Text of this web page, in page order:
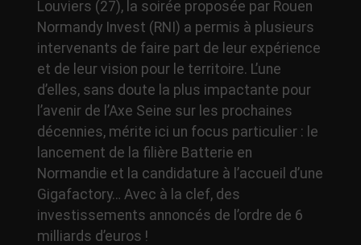
Louviers (27), la soirée proposée par Rouen
Normandy Invest (RNI) a permis à plusieurs
intervenants de faire part de leur expérience
et de leur vision pour le territoire. L’une
d’elles, sans doute la plus impactante pour
l’avenir de l’Axe Seine sur les prochaines
décennies, mérite ici un focus particulier : le
lancement de la filière Batterie en
Normandie et la candidature à l’accueil d’une
Gigafactory… Avec à la clef, des
investissements annoncés de l’ordre de 6
milliards d’euros !